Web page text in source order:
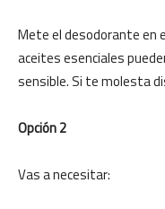
Mete el desodorante en
aceites esenciales
sensible. Si te molesta
Opción 2
Vas a necesitar: